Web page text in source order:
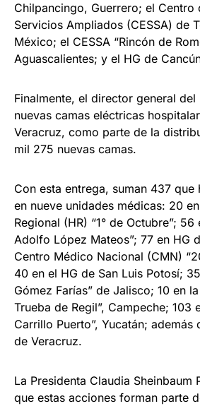
Chilpancingo, Guerrero; el Centro
Servicios Ampliados (CESSA) de
México; el CESSA “Rincón de
Aguascalientes; y el HG de
Finalmente, el director general del
nuevas camas eléctricas
Veracruz, como parte de la
mil 275 nuevas camas.
Con esta entrega, suman 437 que
en nueve unidades médicas: 20
Regional (HR) “1° de Octubre”; 56
Adolfo López Mateos”; 77 en HG
Centro Médico Nacional (CMN)
40 en el HG de San Luis Potosí;
Gómez Farías” de Jalisco; 10 en
Trueba de Regil”, Campeche; 103
Carrillo Puerto”, Yucatán; además
de Veracruz.
La Presidenta Claudia Sheinbaum
que estas acciones forman parte